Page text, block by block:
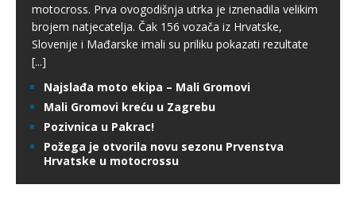
motocross. Prva ovogodišnja utrka je iznenadila velikim
brojem natjecatelja. Čak 156 vozača iz Hrvatske,
Slovenije i Mađarske imali su priliku pokazati rezultate
[...]
Najslađa moto ekipa – Mali Gromovi
Mali Gromovi kreću u Zagrebu
Pozivnica u Pakrac!
Požega je otvorila novu sezonu Prvenstva
Hrvatske u motocrossu